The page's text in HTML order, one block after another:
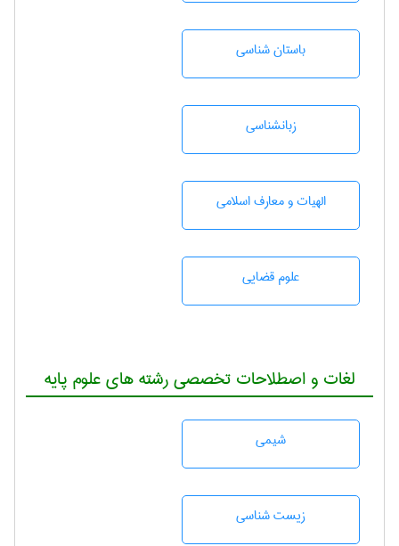
باستان شناسی
زبانشناسی
الهیات و معارف اسلامی
علوم قضایی
لغات و اصطلاحات تخصصی رشته های علوم پایه
شيمی
زيست شناسی